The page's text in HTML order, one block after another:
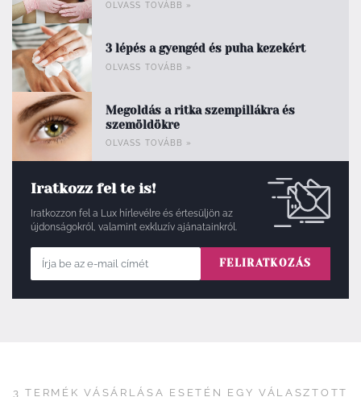
OLVASS TOVÁBB »
3 lépés a gyengéd és puha kezekért
OLVASS TOVÁBB »
Megoldás a ritka szempillákra és
szemöldökre
OLVASS TOVÁBB »
Iratkozz fel te is!
Iratkozzon fel a Lux hírlevélre és értesüljön az
újdonságokról, valamint exkluzív ajánatainkról.
FELIRATKOZÁS
3 TERMÉK VÁSÁRLÁSA ESETÉN EGY VÁLASZTOTT